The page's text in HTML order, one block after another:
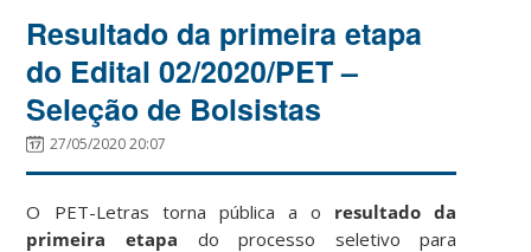
Resultado da primeira etapa
do Edital 02/2020/PET –
Seleção de Bolsistas
27/05/2020 20:07
O PET-Letras torna pública a o resultado da
primeira etapa do processo seletivo para